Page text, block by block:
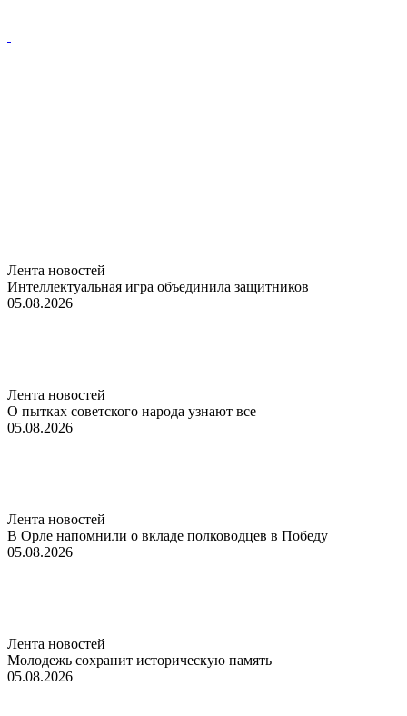
Лента новостей
Интеллектуальная игра объединила защитников
05.08.2026
Лента новостей
О пытках советского народа узнают все
05.08.2026
Лента новостей
В Орле напомнили о вкладе полководцев в Победу
05.08.2026
Лента новостей
Молодежь сохранит историческую память
05.08.2026